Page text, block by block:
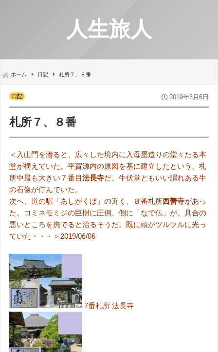
人生旅人
ホーム 日記 札所７、８番
日記 2019年6月6日
札所７、８番
＜入山門を潜ると、広々した境内に入母屋造りの堂々たる本
堂が構えていた。平賀源内の原図を基に建立したという、札
所中最も大きい７番目法長寺だ。牛伏堂ともいい謂れある牛
の石像が佇んでいた。
次へ、道の駅「あしがくぼ」の近く、８番札所西善寺があっ
た。コミネモミジの巨樹に圧倒、側に「なで仏」が。具合の
悪いところを撫でると治るそうだ。既に頭がツルツルに光っ
ていた・・・＞2019/06/06
7番札所 法長寺